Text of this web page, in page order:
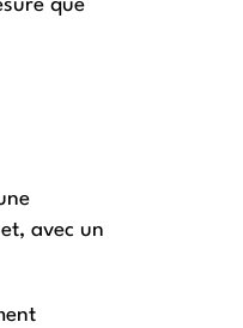
que
avec un